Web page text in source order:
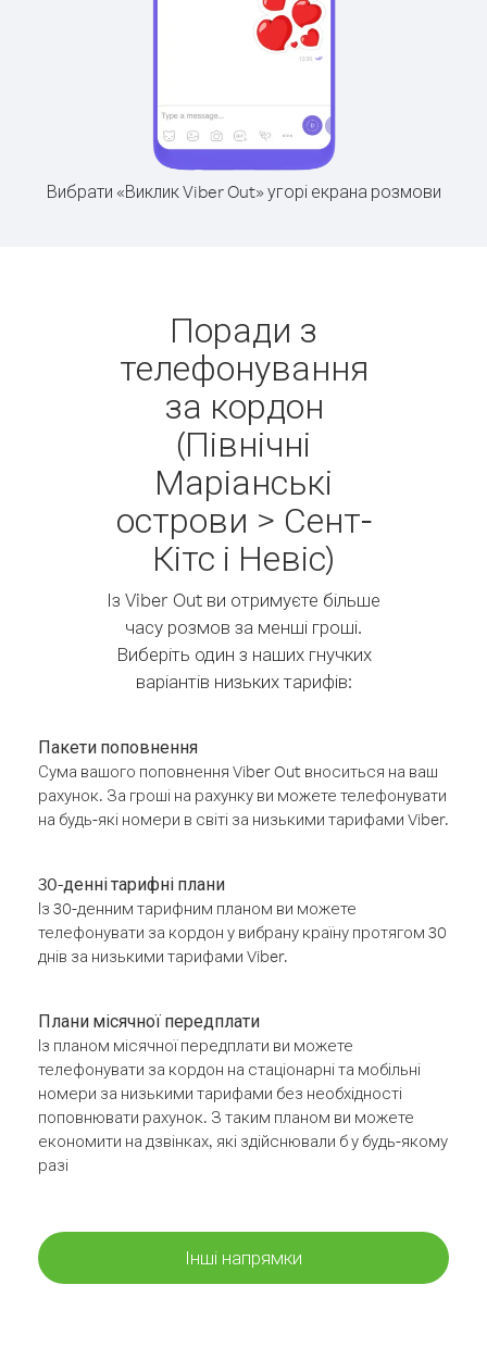
Вибрати «Виклик Viber Out» угорі екрана розмови
Поради з
телефонування
за кордон
(Північні
Маріанські
острови > Сент-
Кітс і Невіс)
Із Viber Out ви отримуєте більше
часу розмов за менші гроші.
Виберіть один з наших гнучких
варіантів низьких тарифів:
Пакети поповнення
Сума вашого поповнення Viber Out вноситься на ваш
рахунок. За гроші на рахунку ви можете телефонувати
на будь-які номери в світі за низькими тарифами Viber.
30-денні тарифні плани
Із 30-денним тарифним планом ви можете
телефонувати за кордон у вибрану країну протягом 30
днів за низькими тарифами Viber.
Плани місячної передплати
Із планом місячної передплати ви можете
телефонувати за кордон на стаціонарні та мобільні
номери за низькими тарифами без необхідності
поповнювати рахунок. З таким планом ви можете
економити на дзвінках, які здійснювали б у будь-якому
разі
Інші напрямки